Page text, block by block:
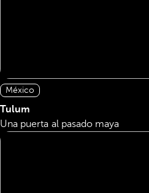
México
Tulum
Una puerta al pasado maya